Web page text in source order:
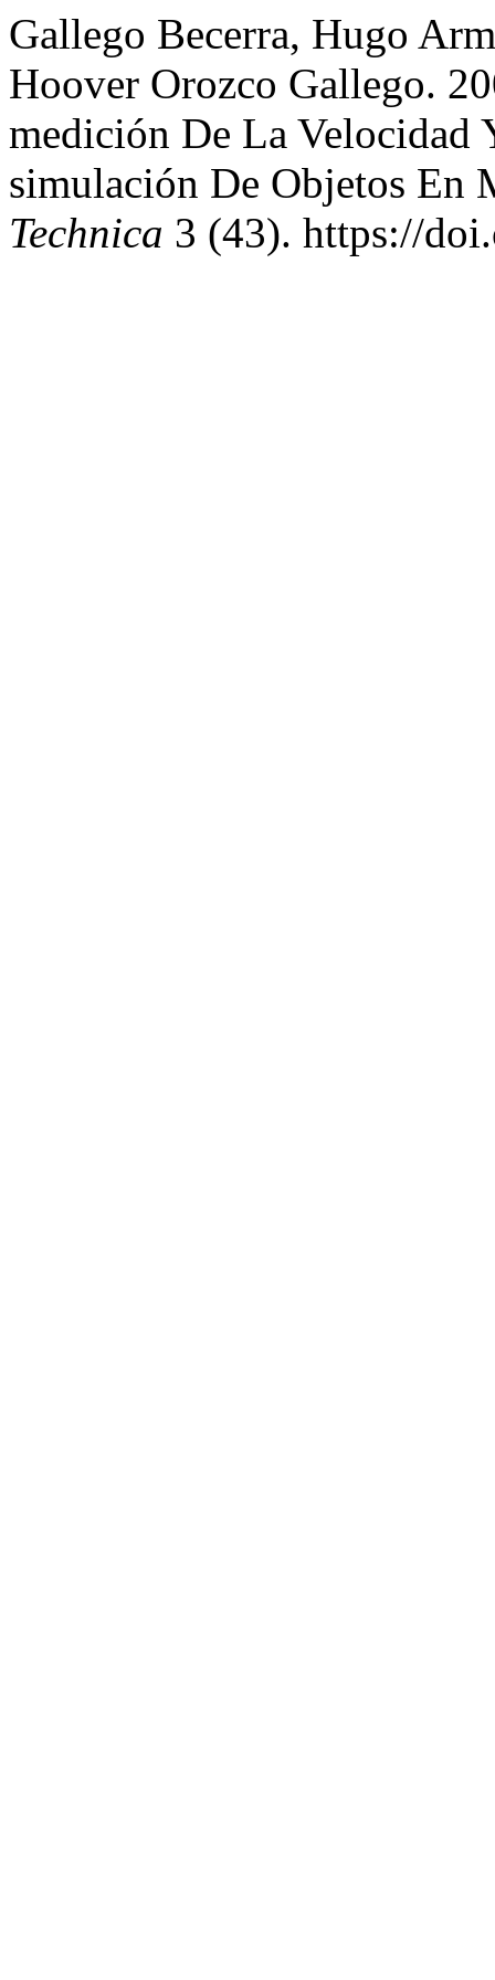
Gallego Becerra, Hugo
Hoover Orozco Gallego.
medición De La Velocidad
simulación De Objetos
Technica 3 (43). https://